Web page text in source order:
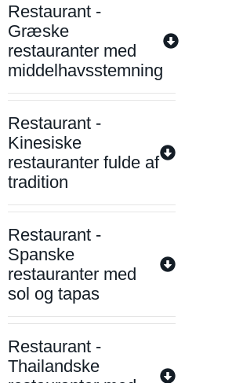
Restaurant -
Græske
restauranter med
middelhavsstemning
Restaurant -
Kinesiske
restauranter fulde af
tradition
Restaurant -
Spanske
restauranter med
sol og tapas
Restaurant -
Thailandske